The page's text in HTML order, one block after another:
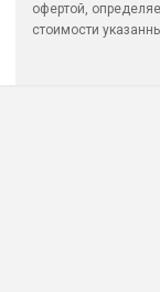
офертой,
стоимости